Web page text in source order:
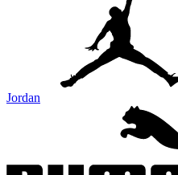
Jordan